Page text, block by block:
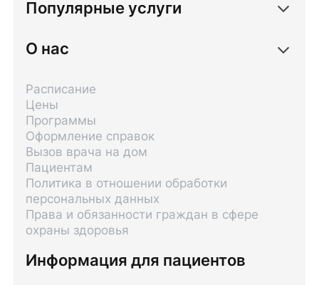
Популярные услуги
О нас
Информация для пациентов
Расписание
Цены
Программы
Оформление справок
Вызов врача на дом
Пациентам
Политика в отношении обработки
персональных данных
Права и обязанности граждан в сфере
охраны здоровья